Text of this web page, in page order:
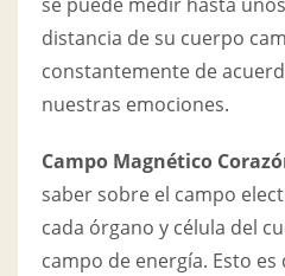
distancia de su cuerpo
constantemente de
nuestras emociones.
Campo Magnético
saber sobre el campo
cada órgano y célula del
campo de energía. Esto